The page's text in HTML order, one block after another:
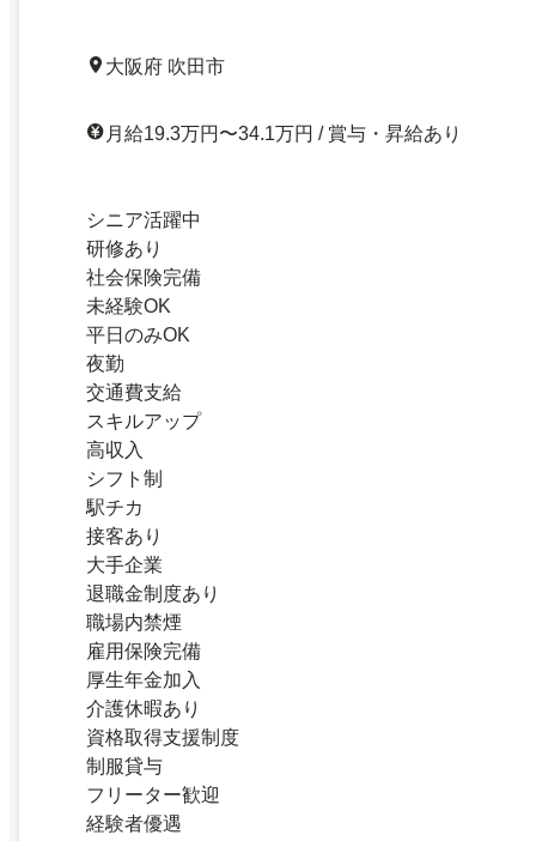
大阪府 吹田市
月給19.3万円〜34.1万円 / 賞与・昇給あり
シニア活躍中
研修あり
社会保険完備
未経験OK
平日のみOK
夜勤
交通費支給
スキルアップ
高収入
シフト制
駅チカ
接客あり
大手企業
退職金制度あり
職場内禁煙
雇用保険完備
厚生年金加入
介護休暇あり
資格取得支援制度
制服貸与
フリーター歓迎
経験者優遇